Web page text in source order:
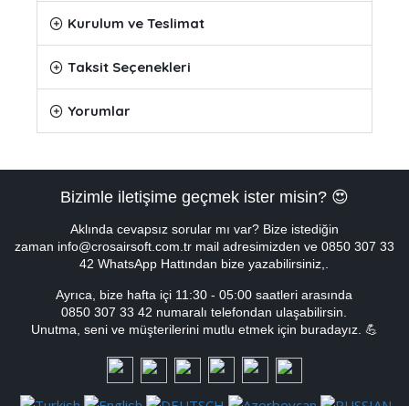
Kurulum ve Teslimat
Taksit Seçenekleri
Yorumlar
Bizimle iletişime geçmek ister misin? 😍
Aklında cevapsız sorular mı var? Bize istediğin
zaman info@crosairsoft.com.tr mail adresimizden ve 0850 307 33
42 WhatsApp Hattından bize yazabilirsiniz,.
Ayrıca, bize hafta içi 11:30 - 05:00 saatleri arasında
0850 307 33 42 numaralı telefondan ulaşabilirsin.
Unutma, seni ve müşterilerini mutlu etmek için buradayız. 💪